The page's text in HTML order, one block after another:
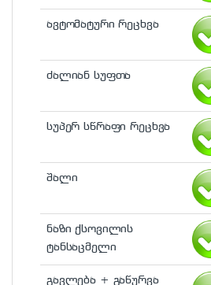
ავტომატური რეცხვა
ძალიან სუფთა
სუპერ სწრაფი რეცხვა
შალი
ნაზი ქსოვილის
ტანსაცმელი
გავლება + გაწურვა